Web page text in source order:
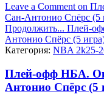
Leave a Comment on
Сан-Антонио Спёрс (5
Продолжить... Плей-
Антонио Спёрс (5
Категория: NBA 2k25-
Плей-офф НБА.
Антонио Спёрс (5